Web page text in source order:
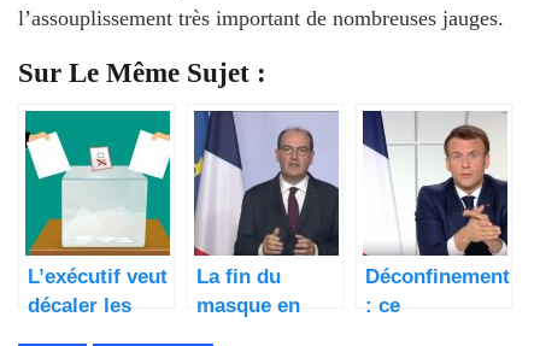
l’assouplissement très important de nombreuses jauges.
Sur Le Même Sujet :
L’exécutif veut
décaler les
La fin du
masque en
Déconfinement
: ce